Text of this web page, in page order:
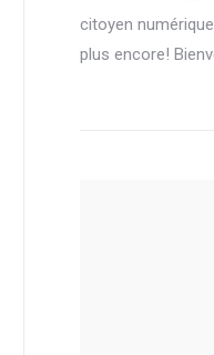
citoyen
plus encore!